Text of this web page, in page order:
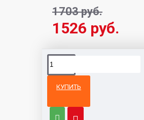
1703 руб.
1526 руб.
КУПИТЬ
категории